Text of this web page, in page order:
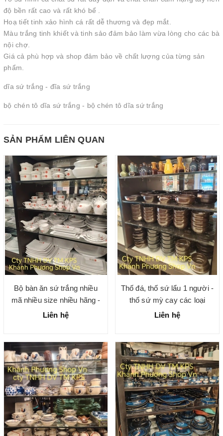
độ bền rất cao và rất khó bể .
Hoạ tiết tinh xảo hình cá rất dễ thương và đẹp mắt.
Màu trắng tinh khiết và tinh sảo đảm bảo làm vừa lòng cho các bà
nội chợ.
Giá cả phù hợp và shop đảm bảo về chất lượng của từng sản
phẩm.
dĩa sứ trắng - đĩa sứ trắng
bộ chén tô dĩa sứ trắng - bộ chén tô dĩa sứ trắng
SẢN PHẨM LIÊN QUAN
Bộ bàn ăn sứ trắng nhiều
mã nhiều size nhiều hãng -
gốm sứ chính hãng cao cấp
Liên hệ
Thố đá, thố sứ lẩu 1 người -
thố sứ mỳ cay các loại
Liên hệ